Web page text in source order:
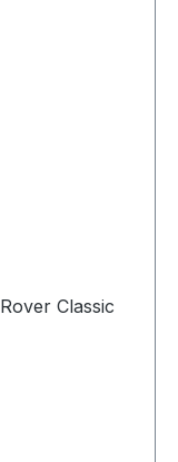
RHS Range Rover Classic